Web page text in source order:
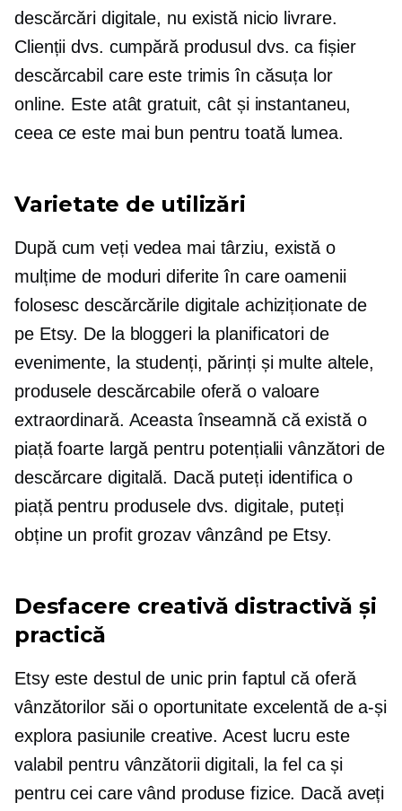
descărcări digitale, nu există nicio livrare.
Clienții dvs. cumpără produsul dvs. ca fișier
descărcabil care este trimis în căsuța lor
online. Este atât gratuit, cât și instantaneu,
ceea ce este mai bun pentru toată lumea.
Varietate de utilizări
După cum veți vedea mai târziu, există o
mulțime de moduri diferite în care oamenii
folosesc descărcările digitale achiziționate de
pe Etsy. De la bloggeri la planificatori de
evenimente, la studenți, părinți și multe altele,
produsele descărcabile oferă o valoare
extraordinară. Aceasta înseamnă că există o
piață foarte largă pentru potențialii vânzători de
descărcare digitală. Dacă puteți identifica o
piață pentru produsele dvs. digitale, puteți
obține un profit grozav vânzând pe Etsy.
Desfacere creativă distractivă și
practică
Etsy este destul de unic prin faptul că oferă
vânzătorilor săi o oportunitate excelentă de a-și
explora pasiunile creative. Acest lucru este
valabil pentru vânzătorii digitali, la fel ca și
pentru cei care vând produse fizice. Dacă aveți